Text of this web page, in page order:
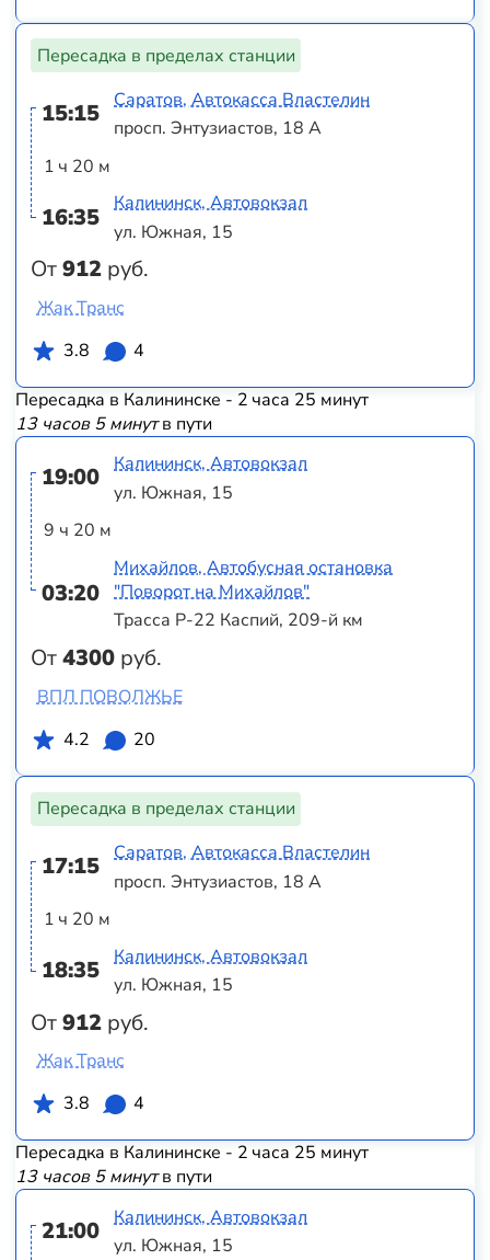
Пересадка в пределах станции
15:15
1 ч 20 м
16:35
От912 руб.
Саратов, Автокасса Властелин
просп. Энтузиастов, 18 А
Калининск, Автовокзал
ул. Южная, 15
Жак Транс
3.8
4
Пересадка в Калининске - 2 часа 25 минут
13 часов 5 минутв пути
19:00
9 ч 20 м
03:20
От4300 руб.
Калининск, Автовокзал
ул. Южная, 15
Михайлов, Автобусная остановка
"Поворот на Михайлов"
Трасса Р-22 Каспий, 209-й км
ВПЛ ПОВОЛЖЬЕ
4.2
20
Пересадка в пределах станции
17:15
1 ч 20 м
18:35
От912 руб.
Саратов, Автокасса Властелин
просп. Энтузиастов, 18 А
Калининск, Автовокзал
ул. Южная, 15
Жак Транс
3.8
4
Пересадка в Калининске - 2 часа 25 минут
13 часов 5 минутв пути
21:00
Калининск, Автовокзал
ул. Южная, 15